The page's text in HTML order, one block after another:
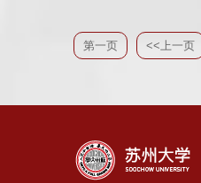
第一页 <<上一页